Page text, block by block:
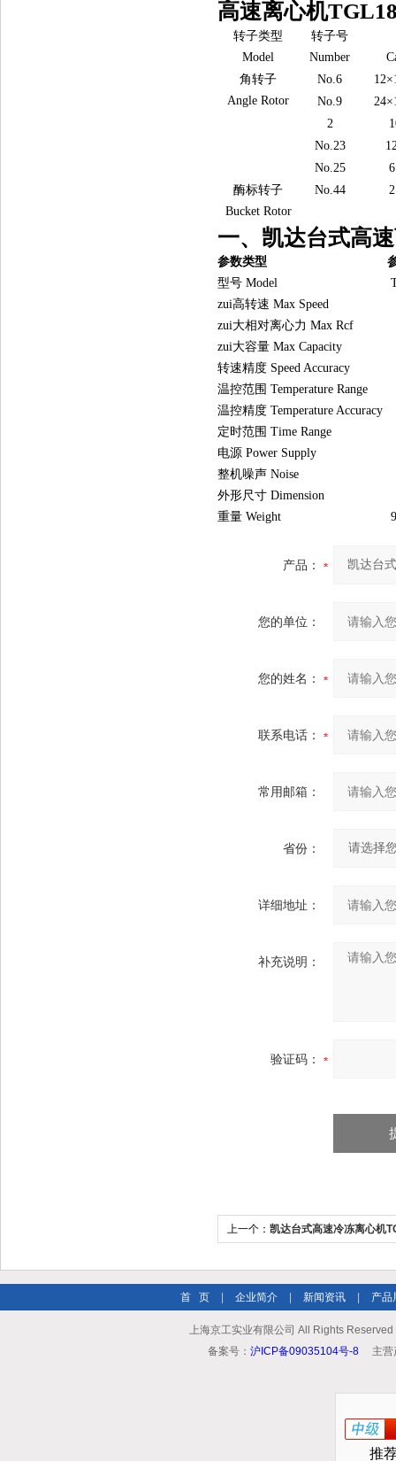
高速离心机
转子类型
Model
转子号
Number
角转子
Angle Rotor
No.6
No.9
2
No.23
No.25
酶标转子
Bucket Rotor
No.44
一、凯达台式高
参数类型
型号 Model
zui高转速 Max Speed
zui大相对离心力 Max Rcf
zui大容量 Max Capacity
转速精度 Speed Accuracy
温控范围 Temperature Range
温控精度 Temperature Accuracy
定时范围 Time Range
电源 Power Supply
整机噪声 Noise
外形尺寸 Dimension
重量 Weight
产品：
您的单位：
您的姓名：
联系电话：
常用邮箱：
省份：
详细地址：
补充说明：
验证码：
上一个： 凯达台式高速冷冻离心机
首 页 企业简介 新闻资讯 产品
上海京工实业有限公司 All Rights
备案号： 沪ICP备09035104号-8 主营
推